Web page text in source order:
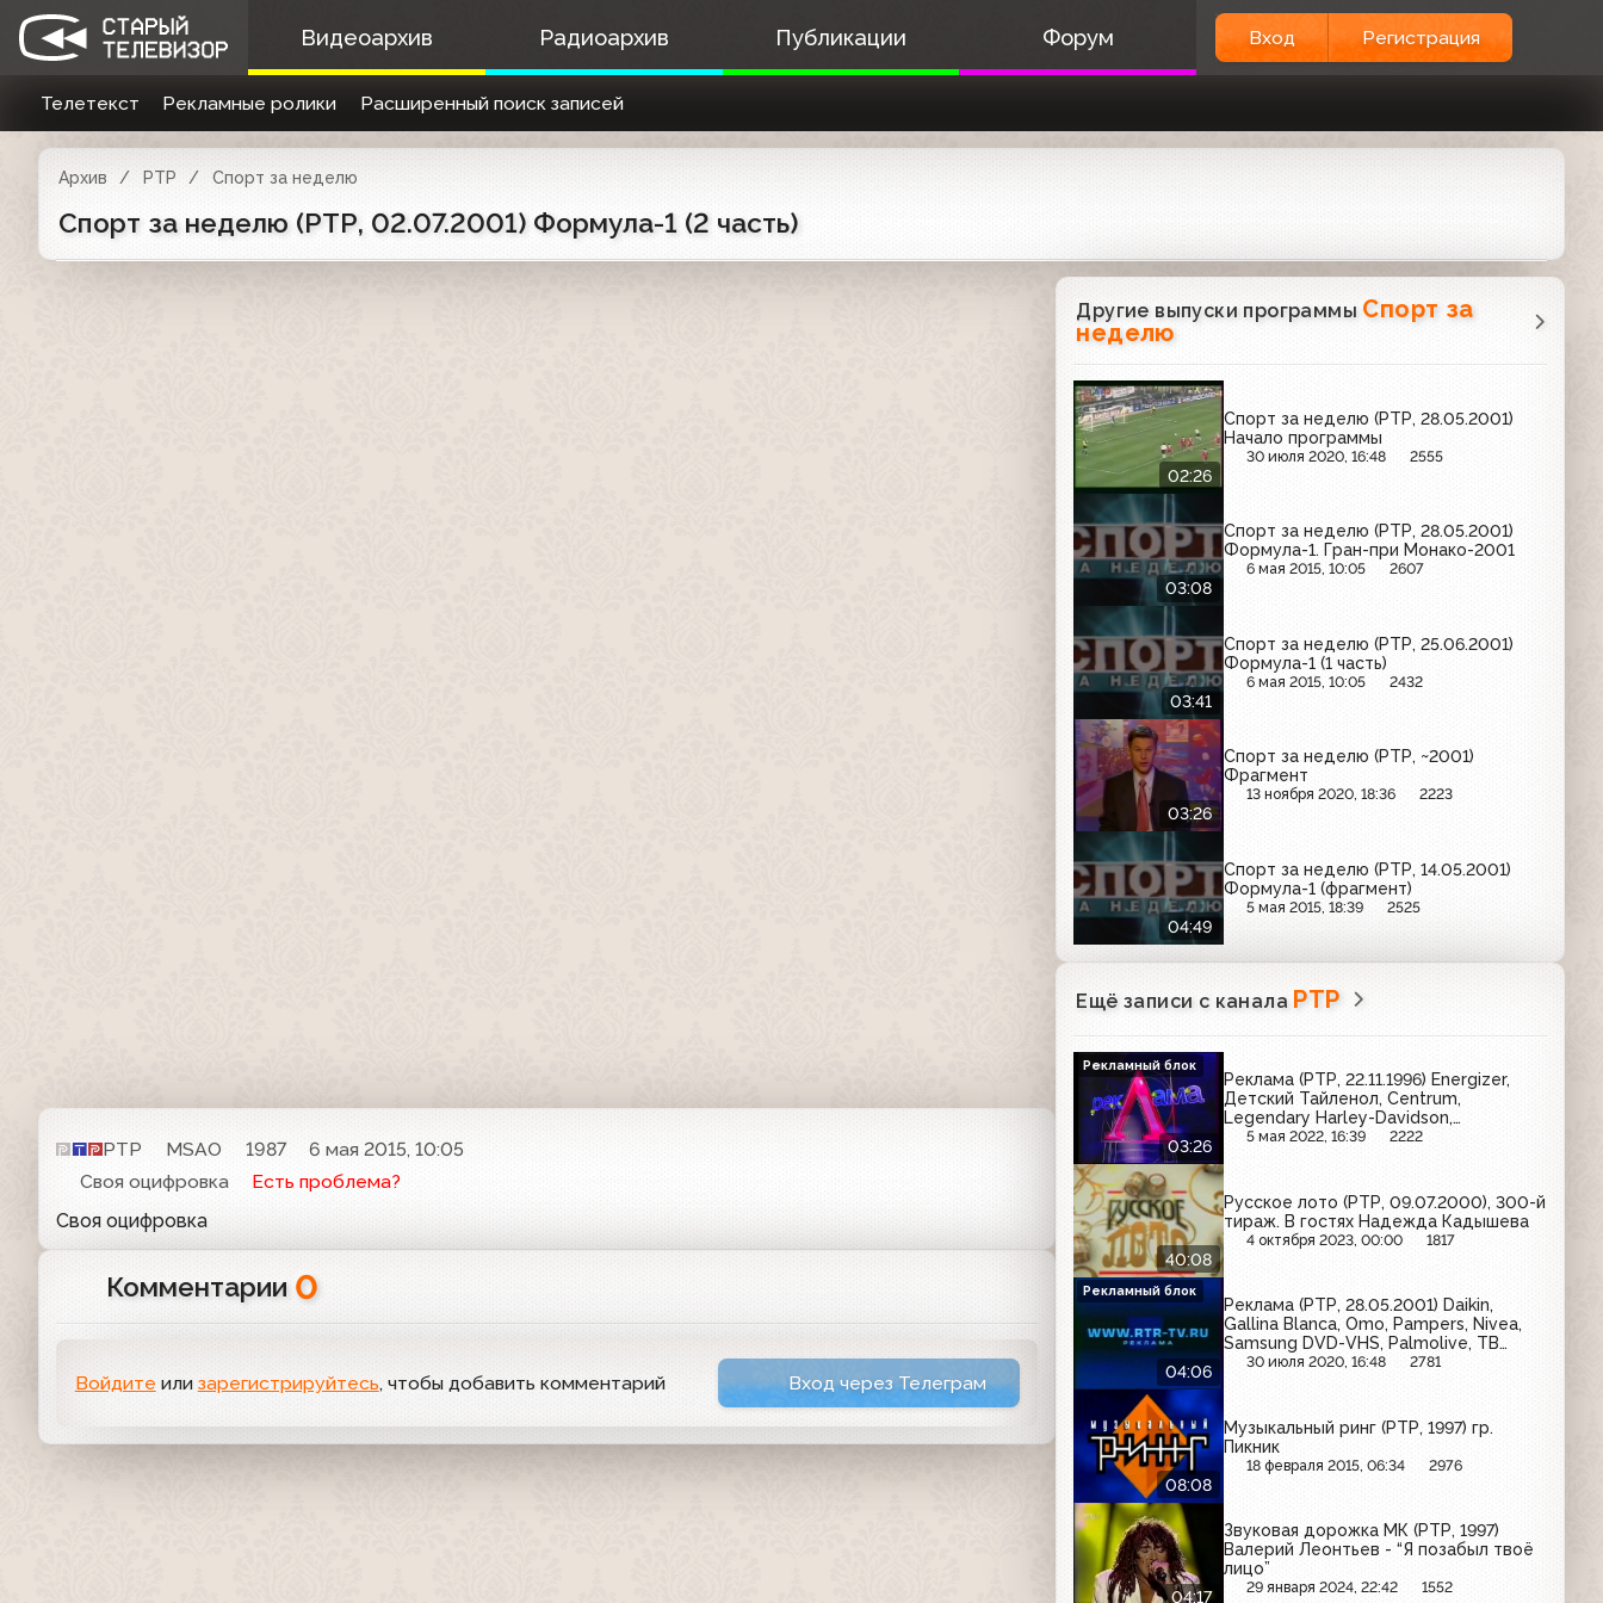
Видеоархив Радиоархив Публикации Форум Вход Регистрация
Телетекст Рекламные ролики Расширенный поиск записей
Архив РТР Спорт за неделю
Спорт за неделю (РТР, 02.07.2001) Формула-1 (2 часть)
РТР MSAO 1987
6 мая 2015, 10:05
Своя оцифровка
Есть проблема?
Своя оцифровка
Комментарии 0
Войдите или зарегистрируйтесь, чтобы добавить комментарий Вход через Телеграм
Другие выпуски программы Спорт за
неделю
02:26
Спорт за неделю (РТР, 28.05.2001)
Начало программы
30 июля 2020, 16:48 2555
03:08
Спорт за неделю (РТР, 28.05.2001)
Формула-1. Гран-при Монако-2001
6 мая 2015, 10:05 2607
03:41
Спорт за неделю (РТР, 25.06.2001)
Формула-1 (1 часть)
6 мая 2015, 10:05 2432
03:26
Спорт за неделю (РТР, ~2001)
Фрагмент
13 ноября 2020, 18:36 2223
04:49
Спорт за неделю (РТР, 14.05.2001)
Формула-1 (фрагмент)
5 мая 2015, 18:39 2525
Ещё записи с канала РТР
03:26
Реклама (РТР, 22.11.1996) Energizer,
Детский Тайленол, Centrum,
Legendary Harley-Davidson,
Видеосервис, Tom & Jerry, Ламизил,
5 мая 2022, 16:39 2222
Рекламный блок
40:08
Русское лото (РТР, 09.07.2000), 300-й
тираж. В гостях Надежда Кадышева
4 октября 2023, 00:00 1817
04:06
Реклама (РТР, 28.05.2001) Daikin,
Gallina Blanca, Omo, Pampers, Nivea,
Samsung DVD-VHS, Palmolive, ТВ
Бинго Шоу, Hugo, O.b., Rama
30 июля 2020, 16:48 2781
Рекламный блок
08:08
Музыкальный ринг (РТР, 1997) гр.
Пикник
18 февраля 2015, 06:34 2976
04:17
Звуковая дорожка МК (РТР, 1997)
Валерий Леонтьев - “Я позабыл твоё
лицо”
29 января 2024, 22:42 1552